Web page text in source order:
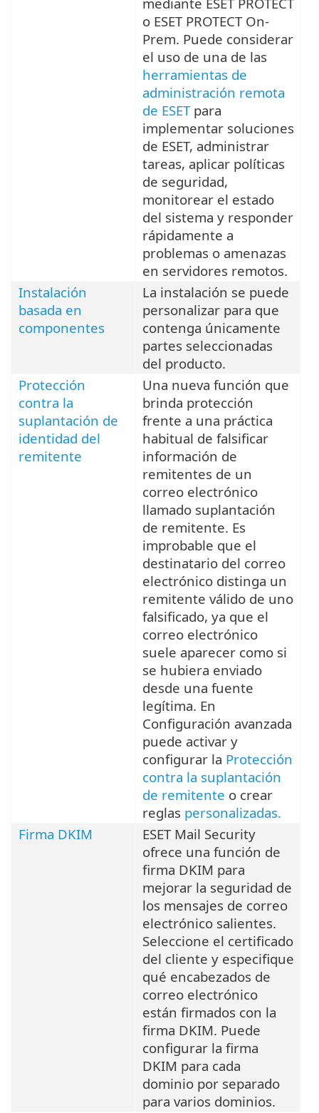
o ESET PROTECT On-
Prem. Puede considerar
el uso de una de las
herramientas de
administración remota
de ESETpara
implementar soluciones
de ESET, administrar
tareas, aplicar políticas
de seguridad,
monitorear el estado
del sistema y responder
rápidamente a
problemas o amenazas
en servidores remotos.
Instalación
basada en
componentes
La instalación se puede
personalizar para que
contenga únicamente
partes seleccionadas
del producto.
Protección
contra la
suplantación de
identidad del
remitente
Una nueva función que
brinda protección
frente a una práctica
habitual de falsificar
información de
remitentes de un
correo electrónico
llamado suplantación
de remitente. Es
improbable que el
destinatario del correo
electrónico distinga un
remitente válido de uno
falsificado, ya que el
correo electrónico
suele aparecer como si
se hubiera enviado
desde una fuente
legítima. En
Configuración avanzada
puede activar y
configurar la Protección
contra la suplantación
de remitente o crear
reglas personalizadas.
Firma DKIM
ESET Mail Security
ofrece una función de
firma DKIM para
mejorar la seguridad de
los mensajes de correo
electrónico salientes.
Seleccione el certificado
del cliente y especifique
qué encabezados de
correo electrónico
están firmados con la
firma DKIM. Puede
configurar la firma
DKIM para cada
dominio por separado
para varios dominios.